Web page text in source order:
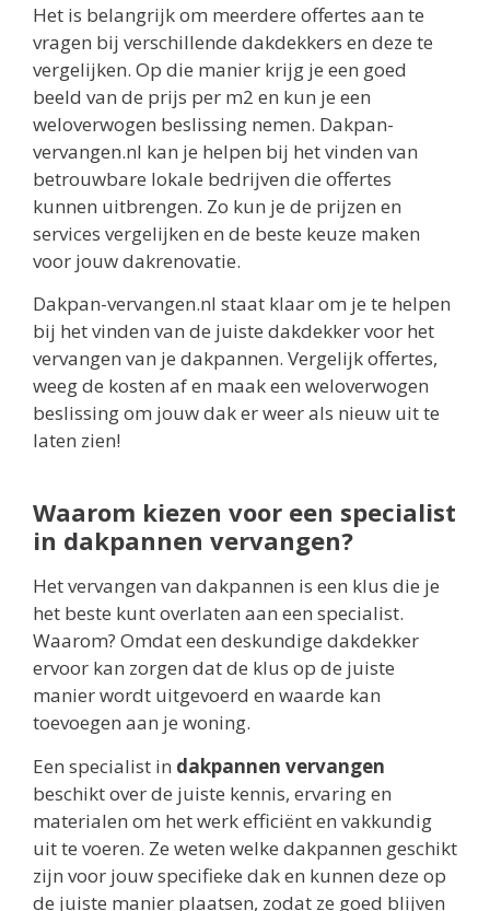
Het is belangrijk om meerdere offertes aan te
vragen bij verschillende dakdekkers en deze te
vergelijken. Op die manier krijg je een goed
beeld van de prijs per m2 en kun je een
weloverwogen beslissing nemen. Dakpan-
vervangen.nl kan je helpen bij het vinden van
betrouwbare lokale bedrijven die offertes
kunnen uitbrengen. Zo kun je de prijzen en
services vergelijken en de beste keuze maken
voor jouw dakrenovatie.
Dakpan-vervangen.nl staat klaar om je te helpen
bij het vinden van de juiste dakdekker voor het
vervangen van je dakpannen. Vergelijk offertes,
weeg de kosten af en maak een weloverwogen
beslissing om jouw dak er weer als nieuw uit te
laten zien!
Waarom kiezen voor een specialist
in dakpannen vervangen?
Het vervangen van dakpannen is een klus die je
het beste kunt overlaten aan een specialist.
Waarom? Omdat een deskundige dakdekker
ervoor kan zorgen dat de klus op de juiste
manier wordt uitgevoerd en waarde kan
toevoegen aan je woning.
Een specialist in dakpannen vervangen
beschikt over de juiste kennis, ervaring en
materialen om het werk efficiënt en vakkundig
uit te voeren. Ze weten welke dakpannen geschikt
zijn voor jouw specifieke dak en kunnen deze op
de juiste manier plaatsen, zodat ze goed blijven